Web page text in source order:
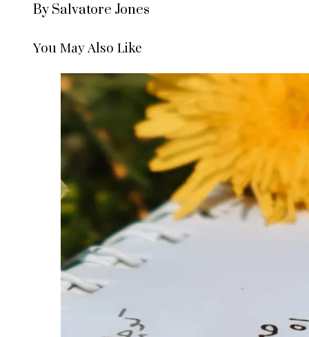
By Salvatore Jones
You May Also Like